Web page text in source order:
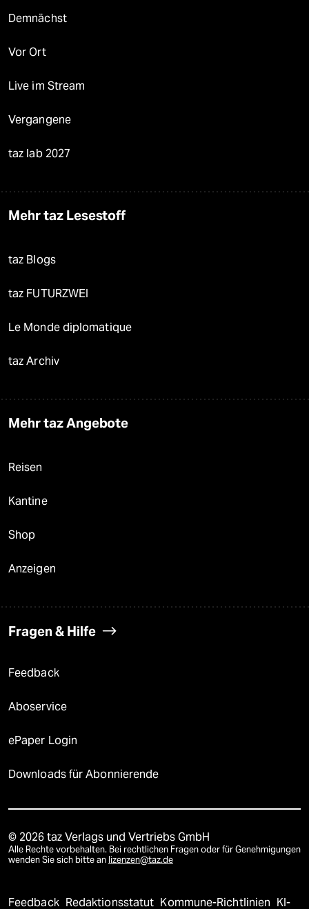
Demnächst
Vor Ort
Live im Stream
Vergangene
taz lab 2027
Mehr taz Lesestoff
taz Blogs
taz FUTURZWEI
Le Monde diplomatique
taz Archiv
Mehr taz Angebote
Reisen
Kantine
Shop
Anzeigen
Fragen & Hilfe
Feedback
Aboservice
ePaper Login
Downloads für Abonnierende
© 2026 taz Verlags und Vertriebs GmbH
Alle Rechte vorbehalten. Bei rechtlichen Fragen oder für Genehmigungen
wenden Sie sich bitte an lizenzen@taz.de
Feedback Redaktionsstatut Kommune-Richtlinien KI-